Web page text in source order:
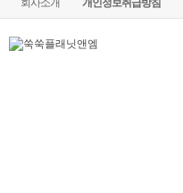
회사소개 개인정보취급방침